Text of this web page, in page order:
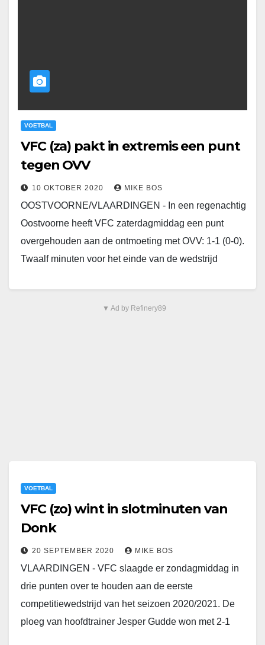
VOETBAL
VFC (za) pakt in extremis een punt
tegen OVV
10 OKTOBER 2020 MIKE BOS
OOSTVOORNE/VLAARDINGEN - In een regenachtig
Oostvoorne heeft VFC zaterdagmiddag een punt
overgehouden aan de ontmoeting met OVV: 1-1 (0-0).
Twaalf minuten voor het einde van de wedstrijd
▼ Ad by Refinery89
VOETBAL
VFC (zo) wint in slotminuten van
Donk
20 SEPTEMBER 2020 MIKE BOS
VLAARDINGEN - VFC slaagde er zondagmiddag in
drie punten over te houden aan de eerste
competitiewedstrijd van het seizoen 2020/2021. De
ploeg van hoofdtrainer Jesper Gudde won met 2-1